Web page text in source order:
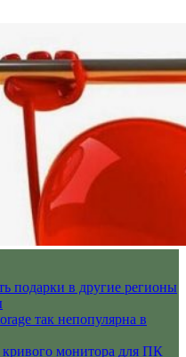
подарки в другие регионы
так непопулярна в
монитора для ПК